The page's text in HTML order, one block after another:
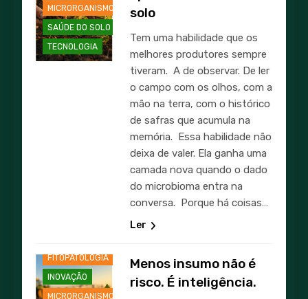
MICRORGANISMOS
SAÚDE DO SOLO
TECNOLOGIA
solo
Tem uma habilidade que os
melhores produtores sempre
tiveram. A de observar. De ler
o campo com os olhos, com a
mão na terra, com o histórico
de safras que acumula na
memória. Essa habilidade não
deixa de valer. Ela ganha uma
camada nova quando o dado
do microbioma entra na
conversa. Porque há coisas…
Ler
FITOPATOLOGIA
INOVAÇÃO
MICRORGANISMOS
Menos insumo não é
risco. É inteligência.